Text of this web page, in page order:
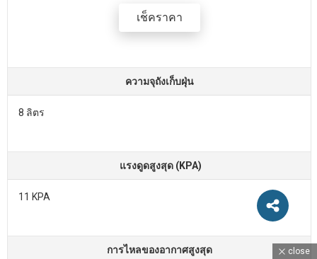
เช็คราคา
ความจุถังเก็บฝุ่น
8 ลิตร
แรงดูดสูงสุด (KPA)
11 KPA
การไหลของอากาศสูงสุด close